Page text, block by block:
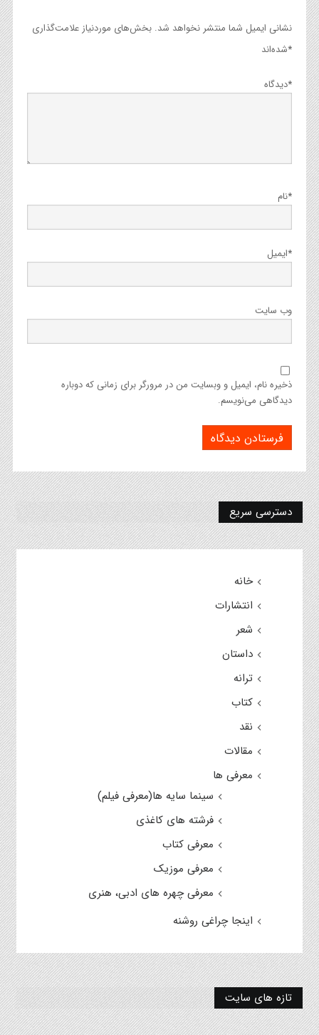
نشانی ایمیل شما منتشر نخواهد شد. بخش‌های موردنیاز علامت‌گذاری
شده‌اند*
دیدگاه*
نام*
ایمیل*
وب‌ سایت
ذخیره نام، ایمیل و وبسایت من در مرورگر برای زمانی که دوباره
دیدگاهی می‌نویسم.
دسترسی سریع
خانه
انتشارات
شعر
داستان
ترانه
کتاب
نقد
مقالات
معرفی ها
سینما سایه ها(معرفی فیلم)
فرشته های کاغذی
معرفی کتاب
معرفی موزیک
معرفی چهره های ادبی، هنری
اینجا چراغی روشنه
تازه های سایت